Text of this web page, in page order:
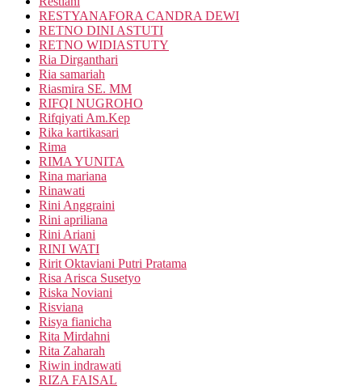
RESTYANAFORA CANDRA DEWI
RETNO DINI ASTUTI
RETNO WIDIASTUTY
Ria Dirganthari
Ria samariah
Riasmira SE. MM
RIFQI NUGROHO
Rifqiyati Am.Kep
Rika kartikasari
Rima
RIMA YUNITA
Rina mariana
Rinawati
Rini Anggraini
Rini apriliana
Rini Ariani
RINI WATI
Ririt Oktaviani Putri Pratama
Risa Arisca Susetyo
Riska Noviani
Risviana
Risya fianicha
Rita Mirdahni
Rita Zaharah
Riwin indrawati
RIZA FAISAL